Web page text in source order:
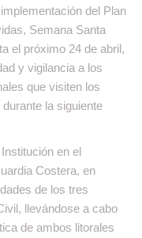
del Plan
Semana Santa
el próximo 24 de abril,
y vigilancia a los
que visiten los
la siguiente
en el
Costera, en
de los tres
llevándose a cabo
de ambos litorales